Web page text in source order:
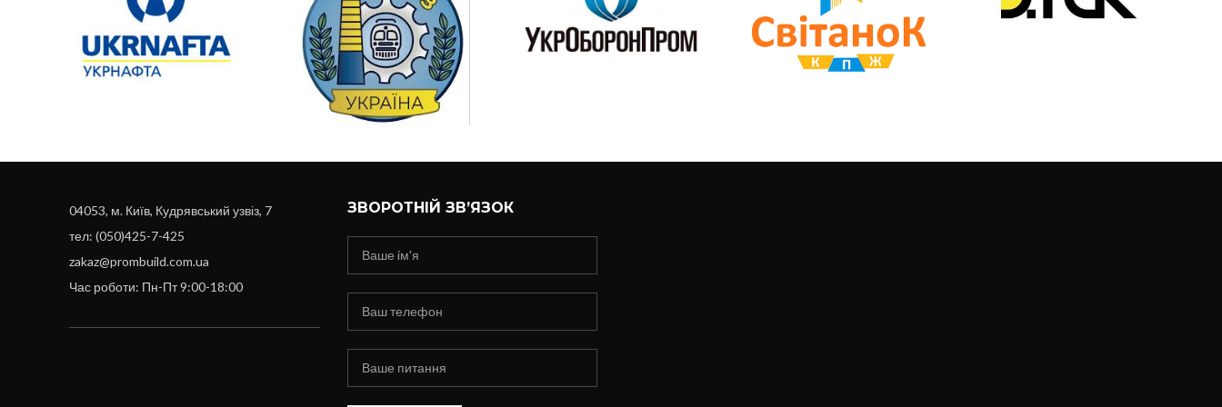
04053, м. Київ, Кудрявський узвіз, 7
тел: (050)425-7-425
zakaz@prombuild.com.ua
Час роботи: Пн-Пт 9:00-18:00
ЗВОРОТНІЙ ЗВ’ЯЗОК